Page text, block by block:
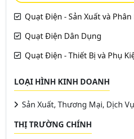
Quạt Điện - Sản Xuất và Phân
Quạt Điện Dân Dụng
Quạt Điện - Thiết Bị và Phụ
LOẠI HÌNH KINH DOANH
Sản Xuất, Thương Mại, Dịch Vụ
THỊ TRƯỜNG CHÍNH